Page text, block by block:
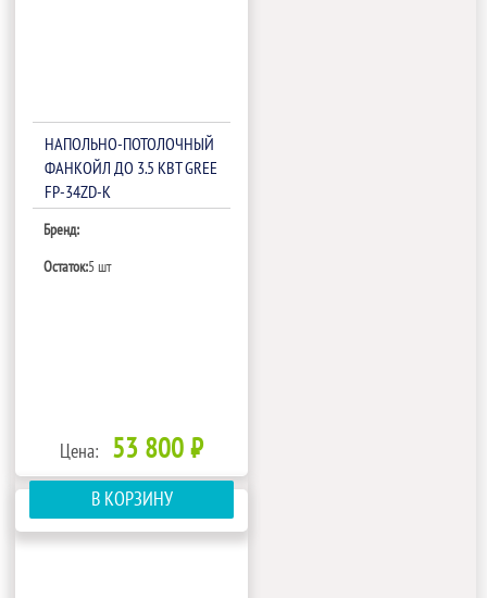
НАПОЛЬНО-ПОТОЛОЧНЫЙ
ФАНКОЙЛ ДО 3.5 КВТ GREE
FP-34ZD-K
Бренд:
Остаток:5 шт
Цена: 53 800 ₽
В КОРЗИНУ